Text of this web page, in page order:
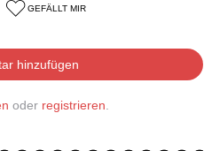
GEFÄLLT MIR
hinzufügen
oder registrieren.